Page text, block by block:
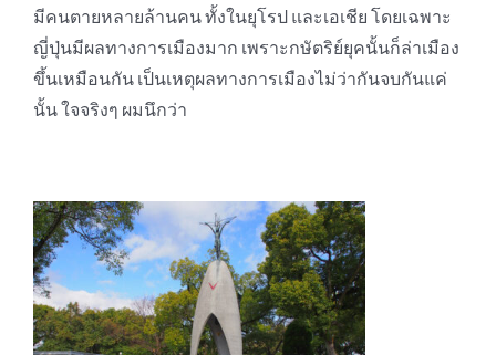
มีคนตายหลายล้านคน ทั้งในยุโรป และเอเชีย โดยเฉพาะ
ญี่ปุ่นมีผลทางการเมืองมาก เพราะกษัตริย์ยุคนั้นก็ล่าเมือง
ขึ้นเหมือนกัน เป็นเหตุผลทางการเมืองไม่ว่ากันจบกันแค่
นั้น ใจจริงๆ ผมนึกว่า